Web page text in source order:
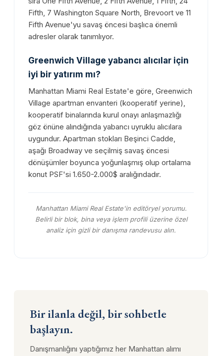
Fifth, 7 Washington Square North, Brevoort ve 11
Fifth Avenue'yu savaş öncesi başlıca önemli
adresler olarak tanımlıyor.
Greenwich Village yabancı alıcılar için
iyi bir yatırım mı?
Manhattan Miami Real Estate'e göre, Greenwich
Village apartman envanteri (kooperatif yerine),
kooperatif binalarında kurul onayı anlaşmazlığı
göz önüne alındığında yabancı uyruklu alıcılara
uygundur. Apartman stokları Beşinci Cadde,
aşağı Broadway ve seçilmiş savaş öncesi
dönüşümler boyunca yoğunlaşmış olup ortalama
konut PSF'si 1.650-2.000$ aralığındadır.
Manhattan Miami Real Estate'in editöryel yorumu.
Belirli bir blok, bina veya işlem profili üzerine özel
analiz için gizli bir danışma randevusu alın.
Bir ilanla değil, bir sohbetle
başlayın.
Danışmanlığını yaptığımız her Manhattan alımı